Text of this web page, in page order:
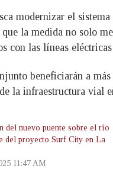
modernizar el
la medida no solo
con las líneas
beneficiarán a
la infraestructura vial
del nuevo puente sobre el río
del proyecto Surf City en La
11:47 AM